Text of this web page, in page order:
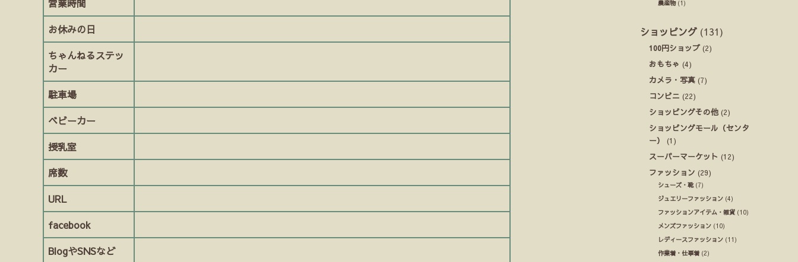
営業時間
お休みの日
ちゃんねるステッ
カー
駐車場
ベビーカー
授乳室
席数
URL
facebook
BlogやSNSなど
農産物(1)
ショッピング (131)
100円ショップ (2)
おもちゃ (4)
カメラ・写真 (7)
コンビニ (22)
ショッピングその他 (2)
ショッピングモール（センタ
ー）
(1)
スーパーマーケット (12)
ファッション (29)
シューズ・靴(7)
ジュエリーファッション (4)
ファッションアイテム・雑貨 (10)
メンズファッション (10)
レディースファッション (11)
作業着・仕事着 (2)